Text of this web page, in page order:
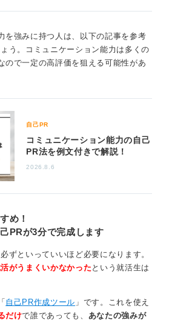
を強みに持つ人は、以下の記事を参考
う。コミュニケーション能力は多くの
ので一定の高評価を狙える可能性があ
自己PR
コミュニケーション能力の自己
PR法を例文付きで解説！
2026.8.6
め！
PRが3分で完成します
ずといっていいほど必要になります。
がうまくいかなかった という就活生は
自己PR作成ツール 」です。これを使え
だけで誰であっても、 あなたの強みが